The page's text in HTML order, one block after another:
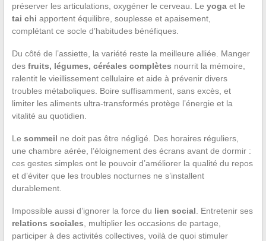
préserver les articulations, oxygéner le cerveau. Le yogaet le
tai chi apportent équilibre, souplesse et apaisement,
complétant ce socle d’habitudes bénéfiques.
Du côté de l’assiette, la variété reste la meilleure alliée. Manger
des fruits, légumes, céréales complètes nourrit la mémoire,
ralentit le vieillissement cellulaire et aide à prévenir divers
troubles métaboliques. Boire suffisamment, sans excès, et
limiter les aliments ultra-transformés protège l’énergie et la
vitalité au quotidien.
Le sommeil ne doit pas être négligé. Des horaires réguliers,
une chambre aérée, l’éloignement des écrans avant de dormir :
ces gestes simples ont le pouvoir d’améliorer la qualité du repos
et d’éviter que les troubles nocturnes ne s’installent
durablement.
Impossible aussi d’ignorer la force du lien social . Entretenir ses
relations sociales , multiplier les occasions de partage,
participer à des activités collectives, voilà de quoi stimuler